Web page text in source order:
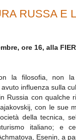
RUSSA E
ore 16, alla
la filosofia, non
avuto influenza sulla
Russia con qualche
con le sue
della tecnica,
italiano; e
Esenin, a